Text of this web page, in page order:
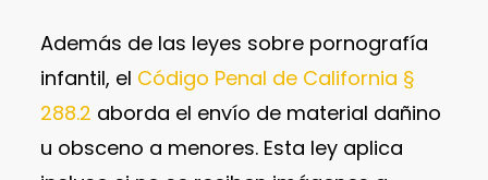
Además de las leyes sobre pornografía
infantil, el Código Penal de California §
288.2 aborda el envío de material dañino
u obsceno a menores. Esta ley aplica